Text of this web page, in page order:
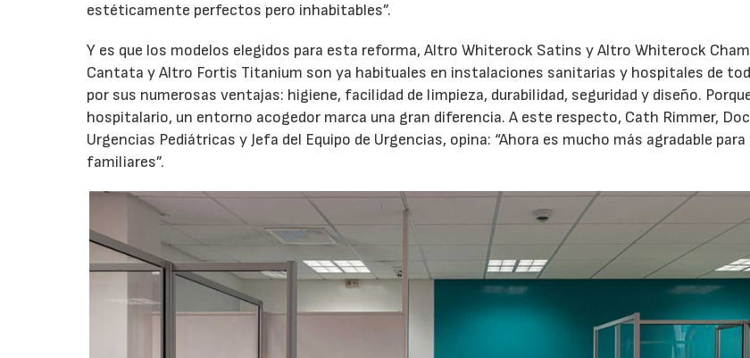
estéticamente perfectos pero inhabitables”.
Y es que los modelos elegidos para esta reforma, Altro Whiterock Satins y Altro Whiterock
Cantata y Altro Fortis Titanium son ya habituales en instalaciones sanitarias y hospitales de
por sus numerosas ventajas: higiene, facilidad de limpieza, durabilidad, seguridad y diseño.
hospitalario, un entorno acogedor marca una gran diferencia. A este respecto, Cath Rimmer,
Urgencias Pediátricas y Jefa del Equipo de Urgencias, opina: “Ahora es mucho más agradable
familiares”.